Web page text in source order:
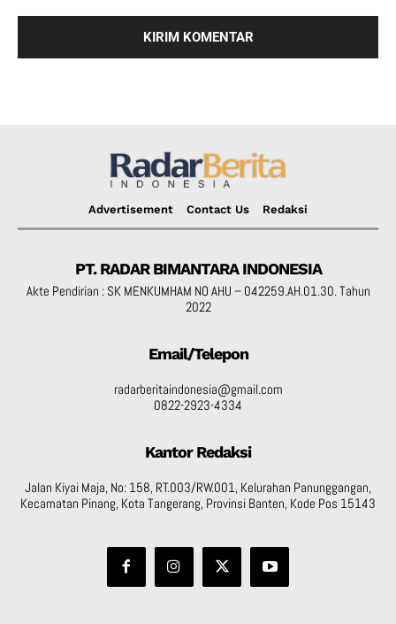
Advertisement Contact Us Redaksi
PT. RADAR BIMANTARA INDONESIA
Akte Pendirian : SK MENKUMHAM NO AHU – 042259.AH.01.30. Tahun
2022
Email/Telepon
radarberitaindonesia@gmail.com
0822-2923-4334
Kantor Redaksi
Jalan Kiyai Maja, No: 158, RT.003/RW.001, Kelurahan Panunggangan,
Kecamatan Pinang, Kota Tangerang, Provinsi Banten, Kode Pos 15143